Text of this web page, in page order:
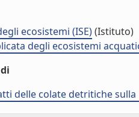
ecosistemi (ISE)(Istituto)
degli ecosistemi
delle colate detritiche